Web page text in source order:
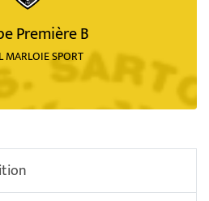
Première B
MARLOIE SPORT